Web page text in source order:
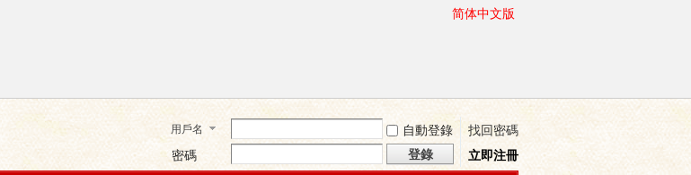
简体中文版
用戶名 自動登錄
找回密碼
密碼
登錄
立即注冊